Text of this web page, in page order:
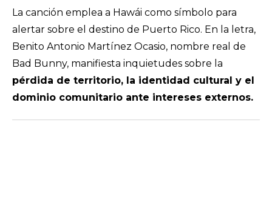
La canción emplea a Hawái como símbolo para
alertar sobre el destino de Puerto Rico. En la letra,
Benito Antonio Martínez Ocasio, nombre real de
Bad Bunny, manifiesta inquietudes sobre la
pérdida de territorio, la identidad cultural y el
dominio comunitario ante intereses externos.